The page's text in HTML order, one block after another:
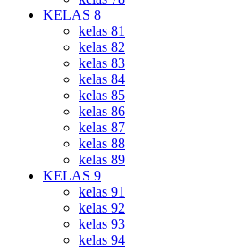
KELAS 8
kelas 81
kelas 82
kelas 83
kelas 84
kelas 85
kelas 86
kelas 87
kelas 88
kelas 89
KELAS 9
kelas 91
kelas 92
kelas 93
kelas 94